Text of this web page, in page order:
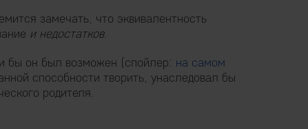
замечать, что эквивалентность
и недостатков.
бы он был возможен (спойлер: на самом
способности творить, унаследовал бы
родителя.